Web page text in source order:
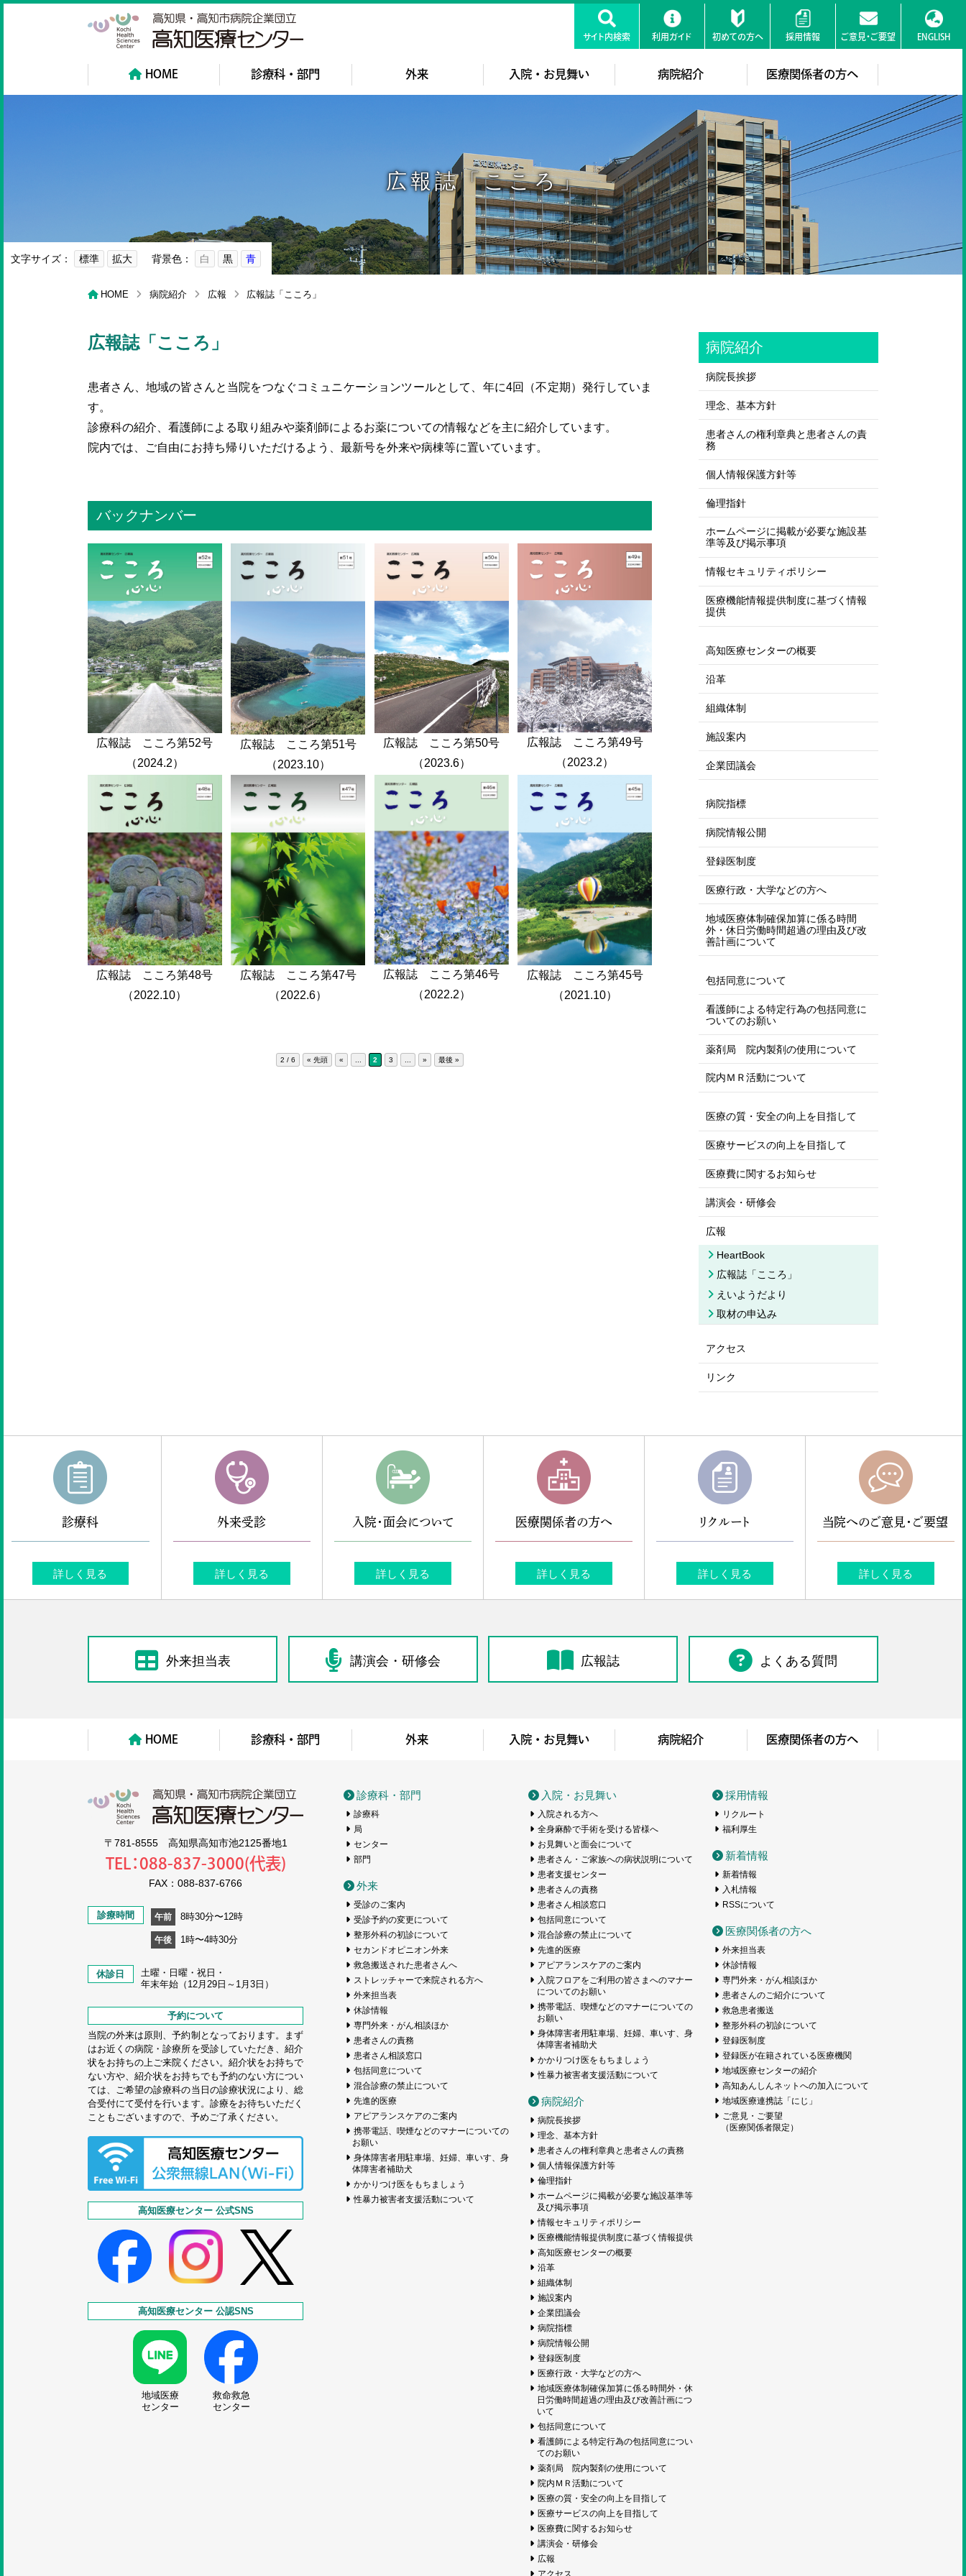
サイト内検索 利用ガイド 初めての方へ 採用情報 ご意見・ご要望 ENGLISH
HOME 診療科・部門 外来 入院・お見舞い 病院紹介 医療関係者の方へ
広報誌「こころ」
文字サイズ： 標準 拡大 背景色： 白 黒 青
HOME 病院紹介 広報 広報誌「こころ」
広報誌「こころ」
患者さん、地域の皆さんと当院をつなぐコミュニケーションツールとして、年に4回（不定期）発行していま
す。
診療科の紹介、看護師による取り組みや薬剤師によるお薬についての情報などを主に紹介しています。
院内では、ご自由にお持ち帰りいただけるよう、最新号を外来や病棟等に置いています。
バックナンバー
広報誌 こころ第52号
（2024.2）
広報誌 こころ第51号
（2023.10）
広報誌 こころ第50号
（2023.6）
広報誌 こころ第49号
（2023.2）
広報誌 こころ第48号
（2022.10）
広報誌 こころ第47号
（2022.6）
広報誌 こころ第46号
（2022.2）
広報誌 こころ第45号
（2021.10）
2 / 6 « 先頭 « 2 3 » 最後 »
病院紹介
病院長挨拶
理念、基本方針
患者さんの権利章典と患者さんの責
務
個人情報保護方針等
倫理指針
ホームページに掲載が必要な施設基
準等及び掲示事項
情報セキュリティポリシー
医療機能情報提供制度に基づく情報
提供
高知医療センターの概要
沿革
組織体制
施設案内
企業団議会
病院指標
病院情報公開
登録医制度
医療行政・大学などの方へ
地域医療体制確保加算に係る時間
外・休日労働時間超過の理由及び改
善計画について
包括同意について
看護師による特定行為の包括同意に
ついてのお願い
薬剤局 院内製剤の使用について
院内ＭＲ活動について
医療の質・安全の向上を目指して
医療サービスの向上を目指して
医療費に関するお知らせ
講演会・研修会
広報
HeartBook
広報誌「こころ」
えいようだより
取材の申込み
アクセス
リンク
診療科
詳しく見る
外来受診
詳しく見る
入院・面会について
詳しく見る
医療関係者の方へ
詳しく見る
リクルート
詳しく見る
当院へのご意見・ご要望
詳しく見る
外来担当表 講演会・研修会 広報誌 よくある質問
HOME 診療科・部門 外来 入院・お見舞い 病院紹介 医療関係者の方へ
高知医療センター
〒781-8555 高知県高知市池2125番地1
TEL：088-837-3000(代表)
FAX：088-837-6766
診療時間 午前 8時30分〜12時
午後 1時〜4時30分
休診日
土曜・日曜・祝日・
年末年始（12月29日～1月3日）
予約について
当院の外来は原則、予約制となっております。まず
はお近くの病院・診療所を受診していただき、紹介
状をお持ちの上ご来院ください。紹介状をお持ちで
ない方や、紹介状をお持ちでも予約のない方につい
ては、ご希望の診療科の当日の診療状況により、総
合受付にて受付を行います。診療をお待ちいただく
こともございますので、予めご了承ください。
高知医療センター 公式SNS
高知医療センター 公認SNS
地域医療
センター
救命救急
センター
診療科・部門
診療科
局
センター
部門
外来
受診のご案内
受診予約の変更について
整形外科の初診について
セカンドオピニオン外来
救急搬送された患者さんへ
ストレッチャーで来院される方へ
外来担当表
休診情報
専門外来・がん相談ほか
患者さんの責務
患者さん相談窓口
包括同意について
混合診療の禁止について
先進的医療
アピアランスケアのご案内
携帯電話、喫煙などのマナーについての
お願い
身体障害者用駐車場、妊婦、車いす、身
体障害者補助犬
かかりつけ医をもちましょう
性暴力被害者支援活動について
入院・お見舞い
入院される方へ
全身麻酔で手術を受ける皆様へ
お見舞いと面会について
患者さん・ご家族への病状説明について
患者支援センター
患者さんの責務
患者さん相談窓口
包括同意について
混合診療の禁止について
先進的医療
アピアランスケアのご案内
入院フロアをご利用の皆さまへのマナー
についてのお願い
携帯電話、喫煙などのマナーについての
お願い
身体障害者用駐車場、妊婦、車いす、身
体障害者補助犬
かかりつけ医をもちましょう
性暴力被害者支援活動について
病院紹介
病院長挨拶
理念、基本方針
患者さんの権利章典と患者さんの責務
個人情報保護方針等
倫理指針
ホームページに掲載が必要な施設基準等
及び掲示事項
情報セキュリティポリシー
医療機能情報提供制度に基づく情報提供
高知医療センターの概要
沿革
組織体制
施設案内
企業団議会
病院指標
病院情報公開
登録医制度
医療行政・大学などの方へ
地域医療体制確保加算に係る時間外・休
日労働時間超過の理由及び改善計画につ
いて
包括同意について
看護師による特定行為の包括同意につい
てのお願い
薬剤局 院内製剤の使用について
院内ＭＲ活動について
医療の質・安全の向上を目指して
医療サービスの向上を目指して
医療費に関するお知らせ
講演会・研修会
広報
採用情報
リクルート
福利厚生
新着情報
新着情報
入札情報
RSSについて
医療関係者の方へ
外来担当表
休診情報
専門外来・がん相談ほか
患者さんのご紹介について
救急患者搬送
整形外科の初診について
登録医制度
登録医が在籍されている医療機関
地域医療センターの紹介
高知あんしんネットへの加入について
地域医療連携誌「にじ」
ご意見・ご要望
（医療関係者限定）